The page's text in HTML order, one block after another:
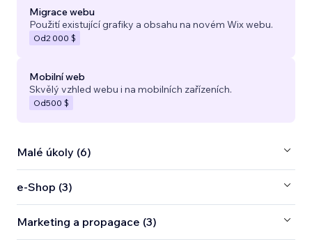
Migrace webu
Použití existující grafiky a obsahu na novém Wix webu.
Od2 000 $
Mobilní web
Skvělý vzhled webu i na mobilních zařízeních.
Od500 $
Malé úkoly (6)
e‑Shop (3)
Marketing a propagace (3)